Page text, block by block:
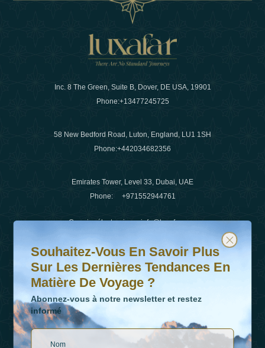
Inc. 8 The Green, Suite B, Dover, DE USA, 19901
Phone:+13477245725
58 New Bedford Road, Luton, England, LU1 1SH
Phone:+442034682356
Emirates Tower, Level 33, Dubai, UAE
Phone: +971552944761
Courrier électronique:info@luxafar.com
WhatsApp N°
+442034682356
+971552944761
Souhaitez-vous en savoir plus sur les dernières
Abonnez-vous à notre newsletter et restez informé
Souhaitez-Vous En Savoir Plus
Sur Les Dernières Tendances En
Matière De Voyage ?
Abonnez-vous à notre newsletter et restez
informé